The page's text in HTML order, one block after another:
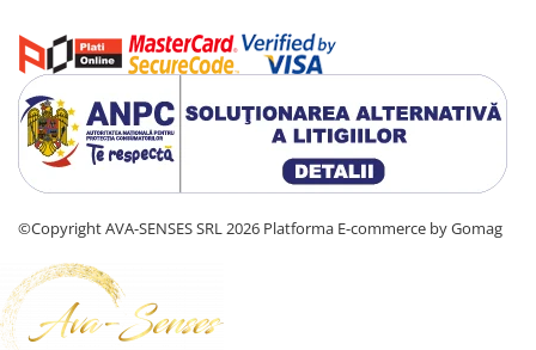
©Copyright AVA-SENSES SRL 2026 Platforma E-commerce by Gomag